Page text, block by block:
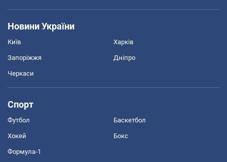
Новини України
Київ Харків
Запоріжжя Дніпро
Черкаси
Спорт
Футбол Баскетбол
Хокей Бокс
Формула-1